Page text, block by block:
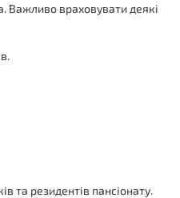
Важливо враховувати деякі
та резидентів пансіонату.